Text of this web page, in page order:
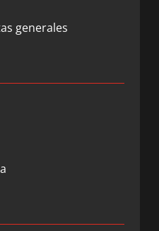
generales